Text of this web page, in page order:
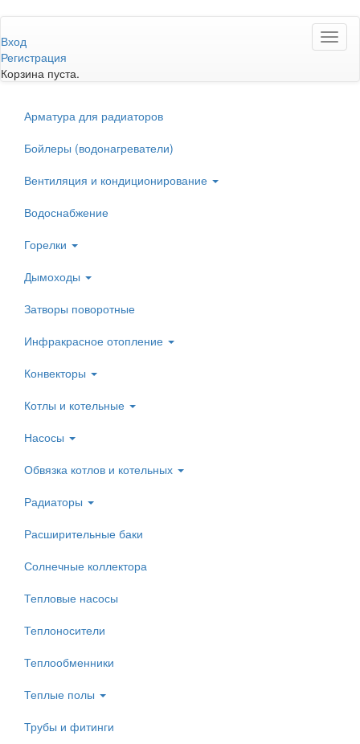
к
основному
содержанию
Вход
Регистрация
Корзина пуста.
Арматура для радиаторов
Бойлеры (водонагреватели)
Вентиляция и кондиционирование
Водоснабжение
Горелки
Дымоходы
Затворы поворотные
Инфракрасное отопление
Конвекторы
Котлы и котельные
Насосы
Обвязка котлов и котельных
Радиаторы
Расширительные баки
Солнечные коллектора
Тепловые насосы
Теплоносители
Теплообменники
Теплые полы
Трубы и фитинги